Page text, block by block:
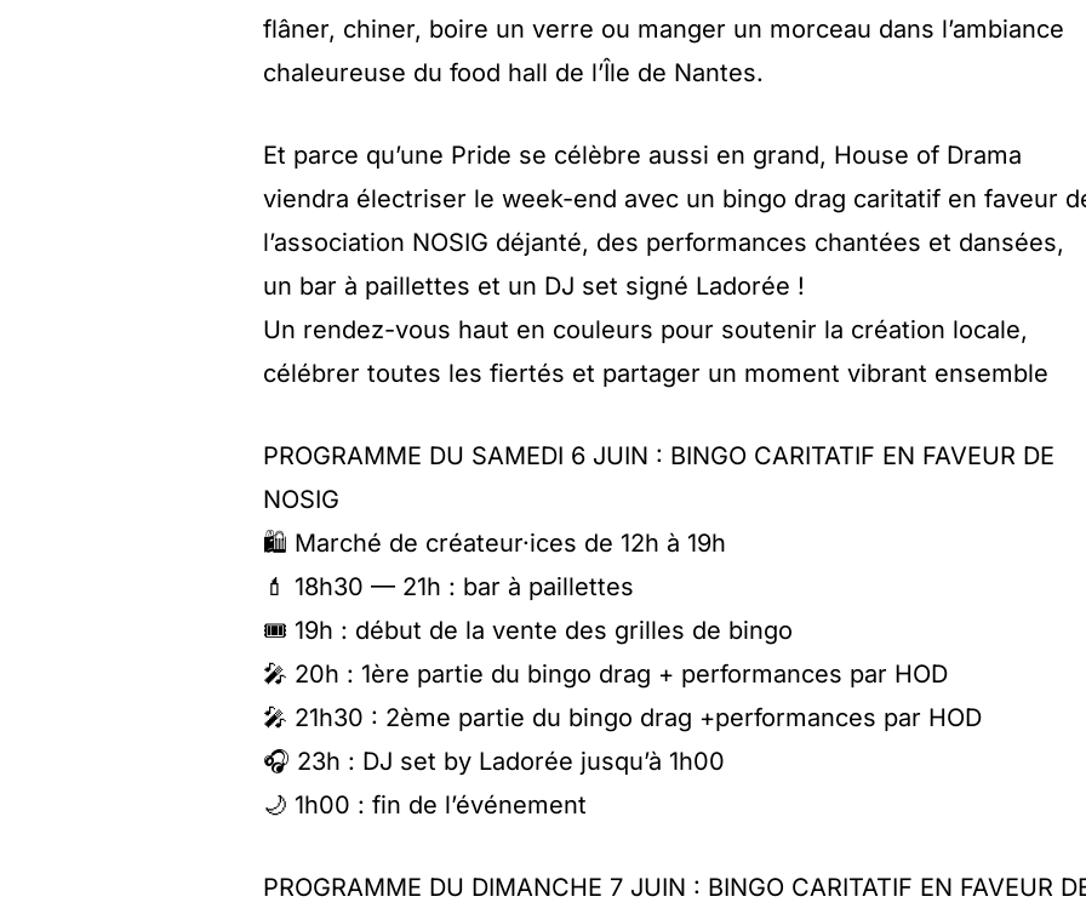
flâner, chiner, boire un verre ou manger un morceau dans l’ambiance
chaleureuse du food hall de l’Île de Nantes.
Et parce qu’une Pride se célèbre aussi en grand, House of Drama
viendra électriser le week-end avec un bingo drag caritatif en faveur
l’association NOSIG déjanté, des performances chantées et dansées,
un bar à paillettes et un DJ set signé Ladorée !
Un rendez-vous haut en couleurs pour soutenir la création locale,
célébrer toutes les fiertés et partager un moment vibrant ensemble
PROGRAMME DU SAMEDI 6 JUIN : BINGO CARITATIF EN FAVEUR DE
NOSIG
🛍️ Marché de créateur·ices de 12h à 19h
💄 18h30 — 21h : bar à paillettes
🎟️ 19h : début de la vente des grilles de bingo
🎤 20h : 1ère partie du bingo drag + performances par HOD
🎤 21h30 : 2ème partie du bingo drag +performances par HOD
🎧 23h : DJ set by Ladorée jusqu’à 1h00
🌙 1h00 : fin de l’événement
PROGRAMME DU DIMANCHE 7 JUIN : BINGO CARITATIF EN FAVEUR